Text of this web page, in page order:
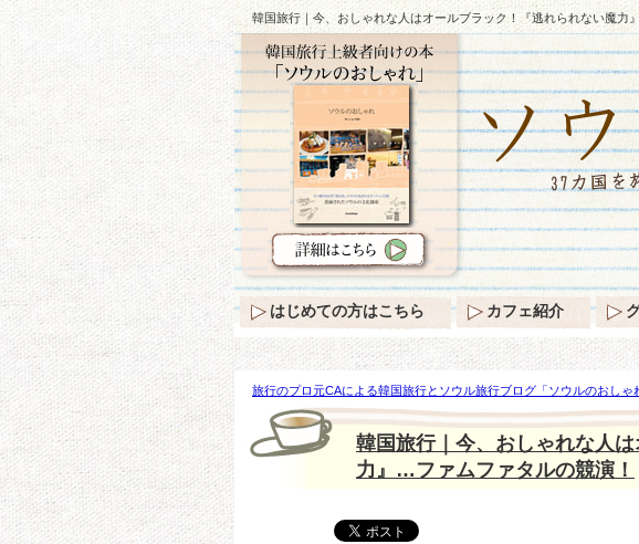
韓国旅行｜今、おしゃれな人はオールブラック！『逃れられない魔力
旅行のプロ元CAによる韓国旅行とソウル旅行ブログ「ソウルのおしゃ
ゃれな人はオールブラック！『逃れられない魔力』…ファムファタル
韓国旅行｜今、おしゃれな人
力』…ファムファタルの競演！
はじめての方はこちら カフェ紹介